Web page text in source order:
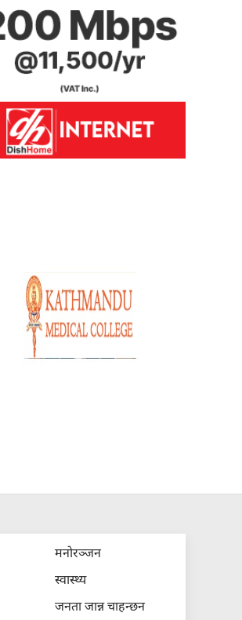
मनोरञ्जन
स्वास्थ्य
जनता जान्न चाहन्छन